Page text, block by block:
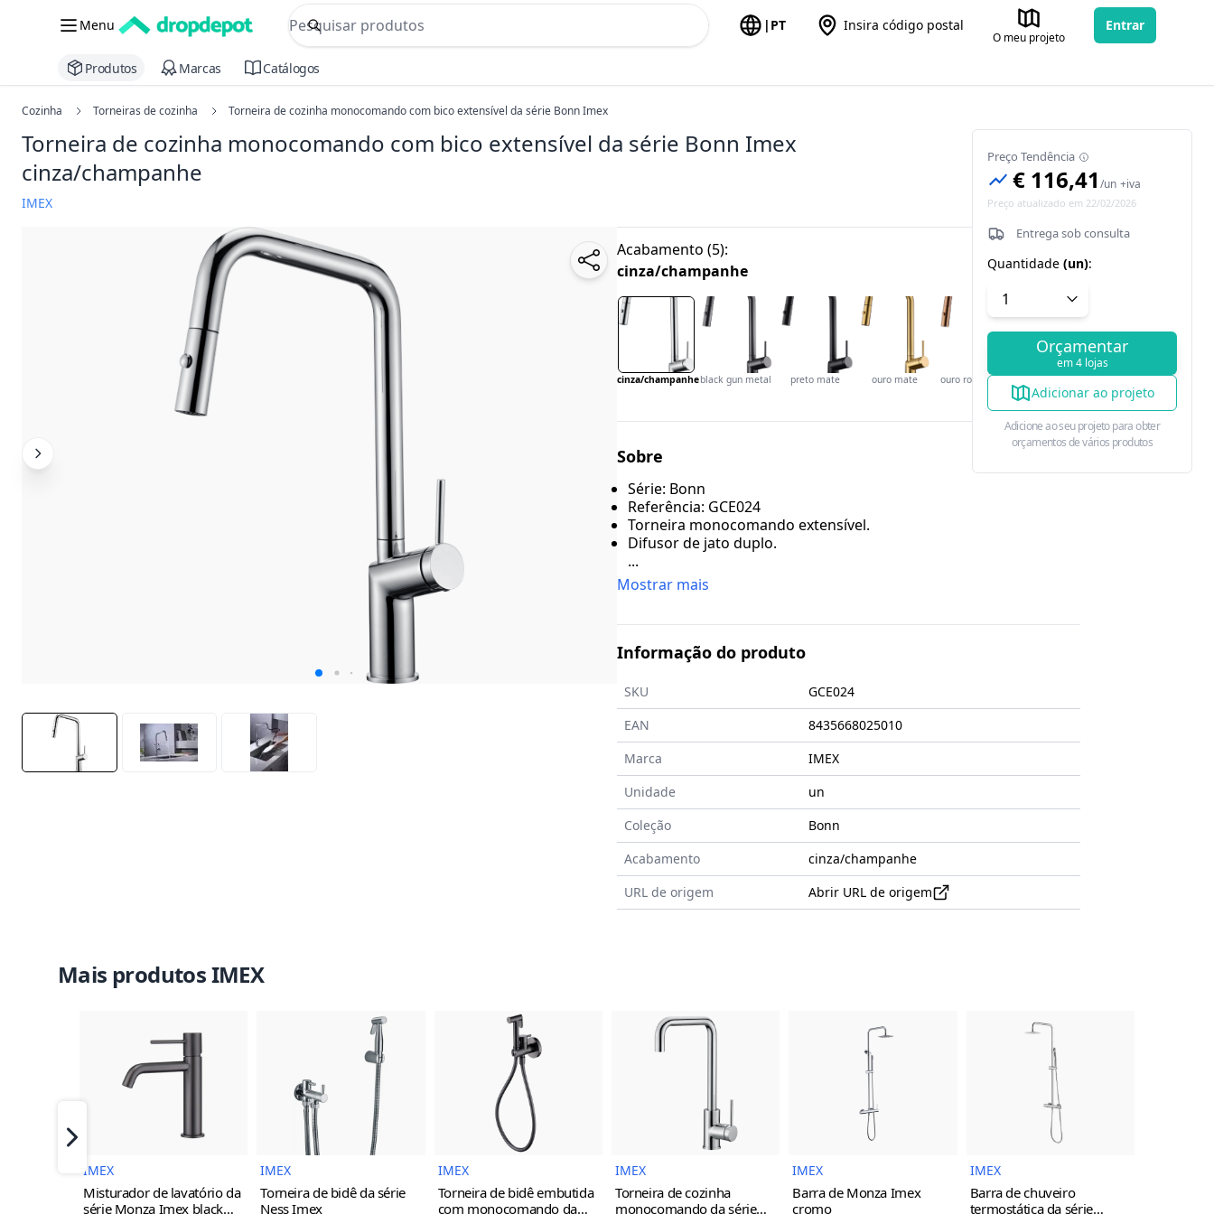
Menu
commerce search no header
Procurar
| PT Insira código postal
O meu projeto
Entrar
Produtos Marcas Catálogos
Cozinha Torneiras de cozinha Torneira de cozinha monocomando com bico extensível da série Bonn Imex
Torneira de cozinha monocomando com bico extensível da série Bonn Imex
cinza/champanhe
IMEX
Acabamento (5):
cinza/champanhe
cinza/champanheblack gun metal preto mate ouro mate ouro rosa mate
Sobre
Série: Bonn
Referência: GCE024
Torneira monocomando extensível.
Difusor de jato duplo.
...
Mostrar mais
Informação do produto
SKU
GCE024
EAN
8435668025010
Marca
IMEX
Unidade
un
Coleção
Bonn
Acabamento
cinza/champanhe
URL de origem
Abrir URL de origem
Preço Tendência
€ 116,41 /un +iva
Preço atualizado em 22/02/2026
Entrega sob consulta
Quantidade (un):
Orçamentar
em 4 lojas
Adicionar ao projeto
Adicione ao seu projeto para obter
orçamentos de vários produtos
Mais produtos IMEX
Imagem do Produto
IMEX
Misturador de lavatório da
série Monza Imex black
Imagem do Produto
IMEX
Torneira de bidê da série
Ness Imex
Imagem do Produto
IMEX
Torneira de bidê embutida
com monocomando da
Imagem do Produto
IMEX
Torneira de cozinha
monocomando da série
Imagem do Produto
IMEX
Barra de Monza Imex
cromo
Imagem do Produto
IMEX
Barra de chuveiro
termostática da série
Próximo